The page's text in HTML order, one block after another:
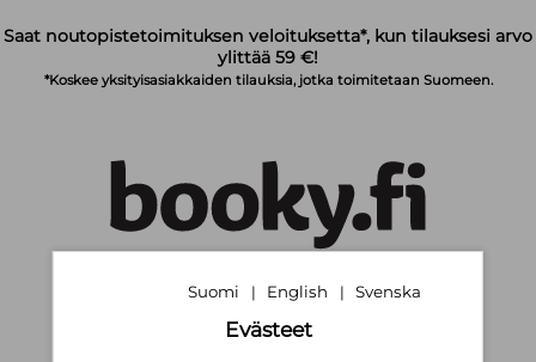
Saat noutopistetoimituksen veloituksetta*, kun tilauksesi arvo
ylittää 59 €!
*Koskee yksityisasiakkaiden tilauksia, jotka toimitetaan Suomeen.
Suomi | English | Svenska
Suomi | English | Svenska
Evästeet